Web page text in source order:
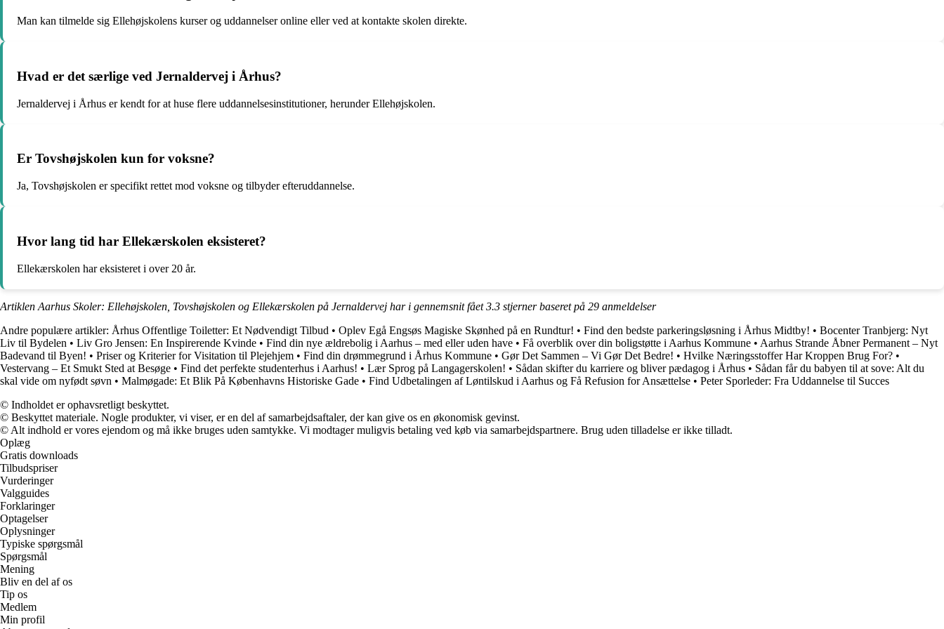
Man kan tilmelde sig Ellehøjskolens kurser og uddannelser online eller ved at kontakte skolen direkte.
Hvad er det særlige ved Jernaldervej i Århus?
Jernaldervej i Århus er kendt for at huse flere uddannelsesinstitutioner, herunder Ellehøjskolen.
Er Tovshøjskolen kun for voksne?
Ja, Tovshøjskolen er specifikt rettet mod voksne og tilbyder efteruddannelse.
Hvor lang tid har Ellekærskolen eksisteret?
Ellekærskolen har eksisteret i over 20 år.
Artiklen Aarhus Skoler: Ellehøjskolen, Tovshøjskolen og Ellekærskolen på Jernaldervej har i gennemsnit fået3.3 stjerner baseret på 29 anmeldelser
Andre populære artikler: Århus Offentlige Toiletter: Et Nødvendigt Tilbud • Oplev Egå Engsøs Magiske Skønhed på en Rundtur! • Find den bedste parkeringsløsning i Århus Midtby! • Bocenter Tranbjerg: Nyt
Liv til Bydelen • Liv Gro Jensen: En Inspirerende Kvinde • Find din nye ældrebolig i Aarhus – med eller uden have • Få overblik over din boligstøtte i Aarhus Kommune • Aarhus Strande Åbner Permanent – Nyt
Badevand til Byen! • Priser og Kriterier for Visitation til Plejehjem • Find din drømmegrund i Århus Kommune • Gør Det Sammen – Vi Gør Det Bedre! • Hvilke Næringsstoffer Har Kroppen Brug For? •
Vestervang – Et Smukt Sted at Besøge • Find det perfekte studenterhus i Aarhus! • Lær Sprog på Langagerskolen! • Sådan skifter du karriere og bliver pædagog i Århus • Sådan får du babyen til at sove: Alt du
skal vide om nyfødt søvn • Malmøgade: Et Blik På Københavns Historiske Gade • Find Udbetalingen af Løntilskud i Aarhus og Få Refusion for Ansættelse • Peter Sporleder: Fra Uddannelse til Succes
© Indholdet er ophavsretligt beskyttet.
© Beskyttet materiale. Nogle produkter, vi viser, er en del af samarbejdsaftaler, der kan give os en økonomisk gevinst.
© Alt indhold er vores ejendom og må ikke bruges uden samtykke. Vi modtager muligvis betaling ved køb via samarbejdspartnere. Brug uden tilladelse er ikke tilladt.
Oplæg
Gratis downloads
Tilbudspriser
Vurderinger
Valgguides
Forklaringer
Optagelser
Oplysninger
Typiske spørgsmål
Spørgsmål
Mening
Bliv en del af os
Tip os
Medlem
Min profil